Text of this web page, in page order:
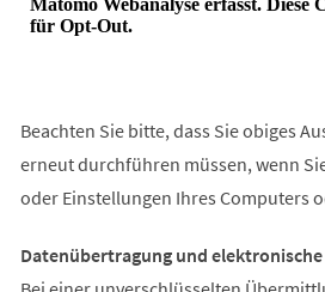
Beachten Sie bitte, dass Sie obiges
erneut durchführen müssen, wenn
oder Einstellungen Ihres Computers
Datenübertragung und